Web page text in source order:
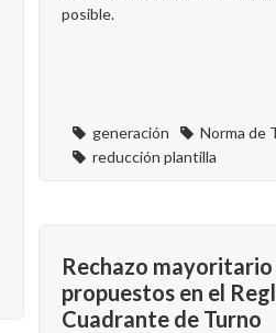
posible.
generación
Norma de
reducción plantilla
Rechazo mayoritario
propuestos en el
Cuadrante de Turno